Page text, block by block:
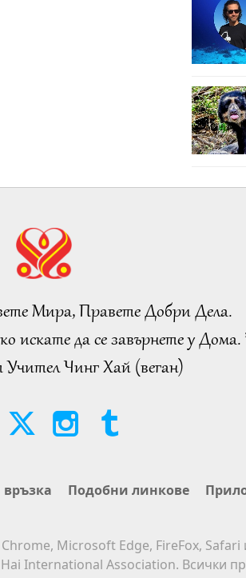
Мира, Правете Добри Дела.
искате да се завърнете у Дома.
Учител Чинг Хай (веган)
връзка Подобни линкове
Microsoft Edge, FireFox, Safari
International Association. Всички